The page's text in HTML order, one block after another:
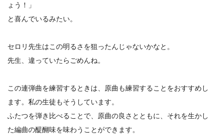
ょう！」
と喜んでいるみたい。
セロリ先生はこの明るさを狙ったんじゃないかなと。
先生、違っていたらごめんね。
この連弾曲を練習するときは、原曲も練習することをおすすめし
ます。私の生徒もそうしています。
ふたつを弾き比べることで、原曲の良さとともに、それを生かし
た編曲の醍醐味を味わうことができます。